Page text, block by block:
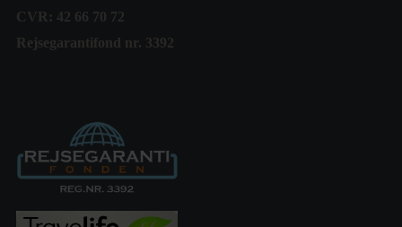
CVR: 42 66 70 72
Rejsegarantifond nr. 3392